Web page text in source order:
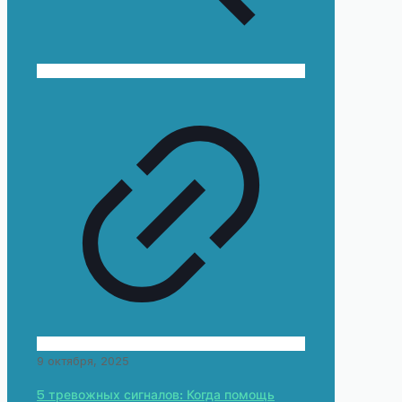
9 октября, 2025
5 тревожных сигналов: Когда помощь